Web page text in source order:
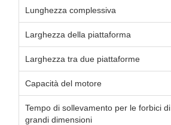
Lunghezza complessiva
Larghezza della piattaforma
Larghezza tra due piattaforme
Capacità del motore
Tempo di sollevamento per le forbici di
grandi dimensioni